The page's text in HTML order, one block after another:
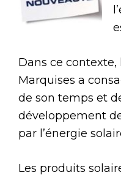
Dans ce contexte,
Marquises a
de son temps et
développement
par l’énergie
Les produits